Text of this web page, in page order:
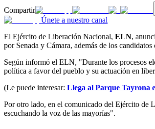
Compartir
Únete a nuestro canal
El Ejército de Liberación Nacional, ELN,
por Senada y Cámara, además de los
Según informó el ELN, "Durante los procesos
política a favor del pueblo y su actuación en
(Le puede interesar: Llega al Parque Tayrona
Por otro lado, en el comunicado del Ejército de
escuchando la voz de las mayorías".